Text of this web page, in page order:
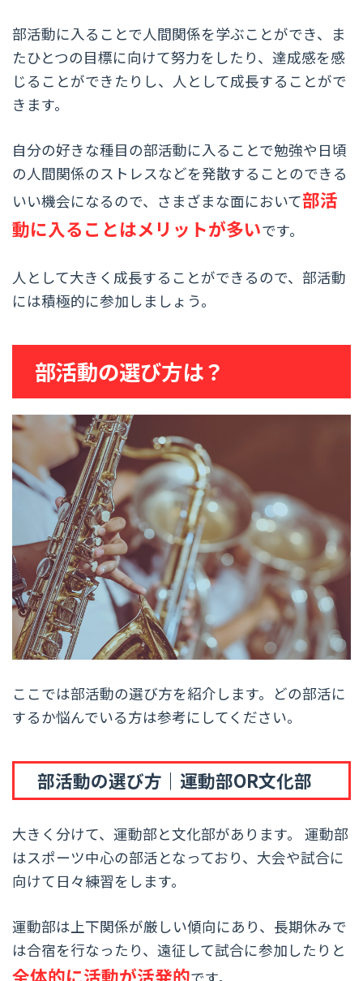
部活動に入ることで人間関係を学ぶことができ、ま
たひとつの目標に向けて努力をしたり、達成感を感
じることができたりし、人として成長することがで
きます。
自分の好きな種目の部活動に入ることで勉強や日頃
の人間関係のストレスなどを発散することのできる
いい機会になるので、さまざまな面において部活
動に入ることはメリットが多いです。
人として大きく成長することができるので、部活動
には積極的に参加しましょう。
部活動の選び方は？
ここでは部活動の選び方を紹介します。どの部活に
するか悩んでいる方は参考にしてください。
部活動の選び方｜運動部OR文化部
大きく分けて、運動部と文化部があります。 運動部
はスポーツ中心の部活となっており、大会や試合に
向けて日々練習をします。
運動部は上下関係が厳しい傾向にあり、長期休みで
は合宿を行なったり、遠征して試合に参加したりと
全体的に活動が活発的